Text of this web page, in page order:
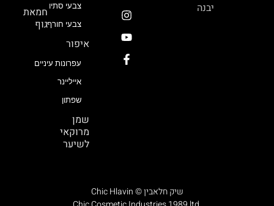
יבנה
צבעי סתיו
צבעי חורף
איפור
עפרונות עיניים
אייליינר
שפתון
שמן
מרוקאי
לשיער
חמאת
גוף
Chic Hlavin © שיק חלאבין